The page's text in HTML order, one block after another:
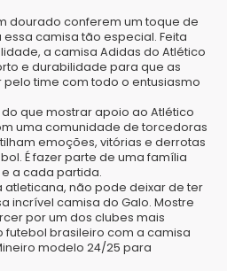
dourado conferem um toque de
camisa tão especial. Feita
a camisa Adidas do Atlético
e durabilidade para que as
time com todo o entusiasmo
que mostrar apoio ao Atlético
uma comunidade de torcedoras
emoções, vitórias e derrotas
É fazer parte de uma família
a cada partida.
não pode deixar de ter
incrível camisa do Galo. Mostre
por um dos clubes mais
futebol brasileiro com a camisa
modelo 24/25 para